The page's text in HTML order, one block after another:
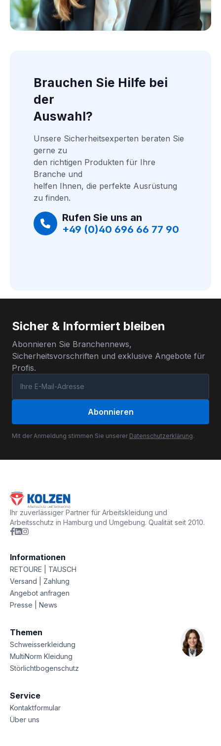
Brauchen Sie Hilfe bei
der
Auswahl?
Unsere Sicherheitsexperten beraten Sie
gerne zu
den richtigen Produkten für Ihre
Branche und
helfen Ihnen, die perfekte Ausrüstung
zu finden.
Rufen Sie uns an
+49 (0)40 696 66 77 90
Sicher & Informiert bleiben
Abonnieren Sie Branchennews,
Sicherheitsvorschriften und exklusive Angebote für
Profis.
Abonnieren
Mit der Anmeldung stimmen Sie unserer Datenschutzerklärung.
Ihr zuverlässiger Partner für Arbeitskleidung und
Arbeitsschutz in Hamburg und Umgebung. Qualität seit 2010.
Informationen
RETOURE | TAUSCH
Versand | Zahlung
Angebot anfragen
Presse | News
Themen
Schweisserkleidung
MultiNorm Kleidung
Störlichtbogenschutz
Service
Kontaktformular
Über uns